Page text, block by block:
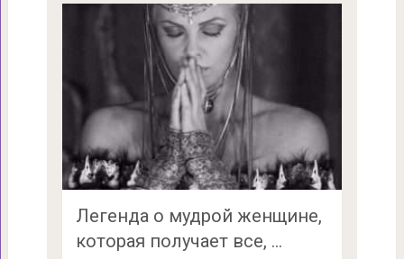
Легенда о мудрой женщине,
которая получает все, …